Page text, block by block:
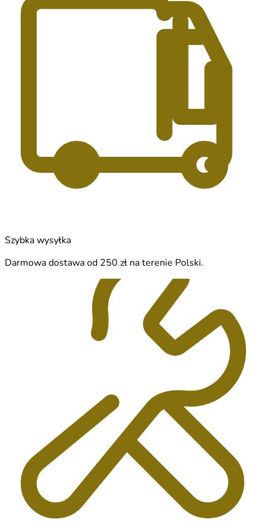
Szybka wysyłka
Darmowa dostawa od 250 zł na terenie Polski.